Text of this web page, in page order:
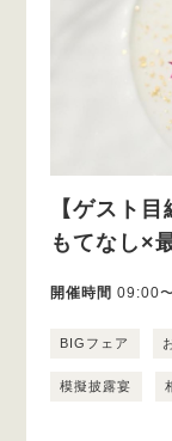
【ゲスト
もてなし×
開催時間 09:00
BIGフェア
模擬披露宴